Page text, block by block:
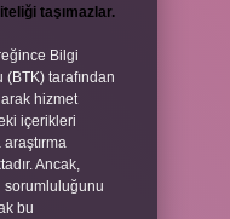
taşımazlar.
Bilgi
tarafından
hizmet
içerikleri
Ancak,
sorumluluğunu
bu